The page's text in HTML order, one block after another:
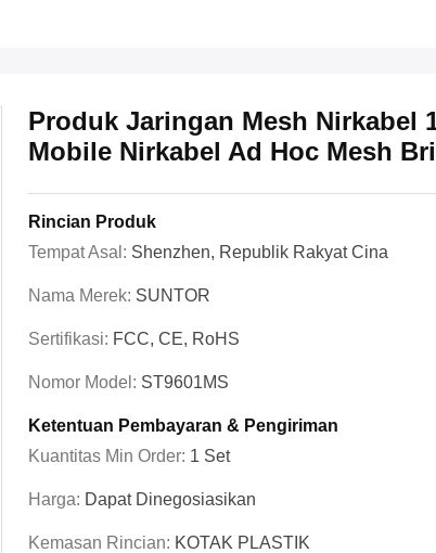
Produk Jaringan Mesh Nirkabel
Mobile Nirkabel Ad Hoc Mesh
Rincian Produk
Tempat Asal: Shenzhen, Republik Rakyat Cina
Nama Merek: SUNTOR
Sertifikasi: FCC, CE, RoHS
Nomor Model: ST9601MS
Ketentuan Pembayaran & Pengiriman
Kuantitas Min Order: 1 Set
Harga: Dapat Dinegosiasikan
Kemasan Rincian: KOTAK PLASTIK